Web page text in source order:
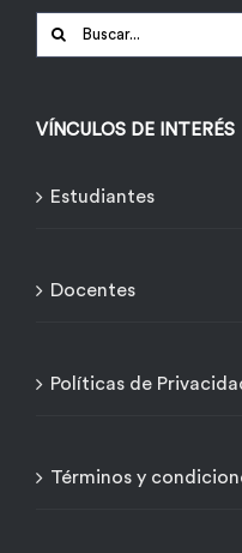
Buscar:
VÍNCULOS DE INTERÉS
Estudiantes
Docentes
Políticas de
Términos y